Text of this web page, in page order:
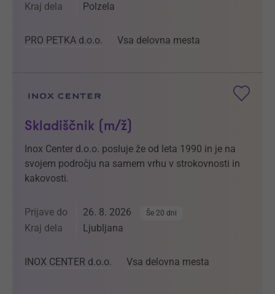
Kraj dela Polzela
PRO PETKA d.o.o. Vsa delovna mesta
Skladiščnik (m/ž)
Inox Center d.o.o. posluje že od leta 1990 in je na
svojem področju na samem vrhu v strokovnosti in
kakovosti.
Prijave do 26. 8. 2026 Še 20 dni
Kraj dela Ljubljana
INOX CENTER d.o.o. Vsa delovna mesta